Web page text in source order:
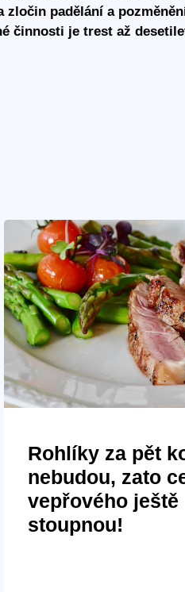
padělání a
činnosti je trest až
Rohlíky za pět
nebudou, zato
vepřového ještě
stoupnou!